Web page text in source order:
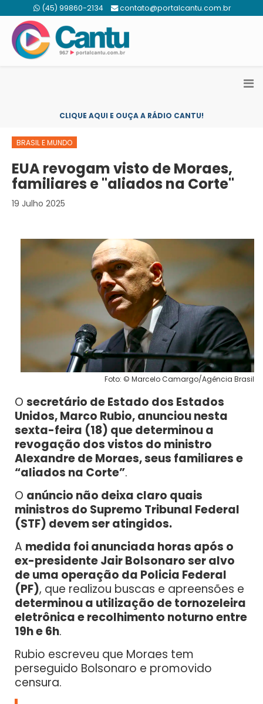
(45) 99860-2134 contato@portalcantu.com.br
CLIQUE AQUI E OUÇA A RÁDIO CANTU!
BRASIL E MUNDO
EUA revogam visto de Moraes,
familiares e "aliados na Corte"
19 Julho 2025
Foto: © Marcelo Camargo/Agência Brasil
O secretário de Estado dos Estados
Unidos, Marco Rubio, anunciou nesta
sexta-feira (18) que determinou a
revogação dos vistos do ministro
Alexandre de Moraes, seus familiares e
“aliados na Corte”.
O anúncio não deixa claro quais
ministros do Supremo Tribunal Federal
(STF) devem ser atingidos.
A medida foi anunciada horas após o
ex-presidente Jair Bolsonaro ser alvo
de uma operação da Policia Federal
(PF), que realizou buscas e apreensões e
determinou a utilização de tornozeleira
eletrônica e recolhimento noturno entre
19h e 6h.
Rubio escreveu que Moraes tem
perseguido Bolsonaro e promovido
censura.